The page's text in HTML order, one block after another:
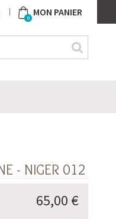
0 MON PANIER
- NIGER 012
65,00 €